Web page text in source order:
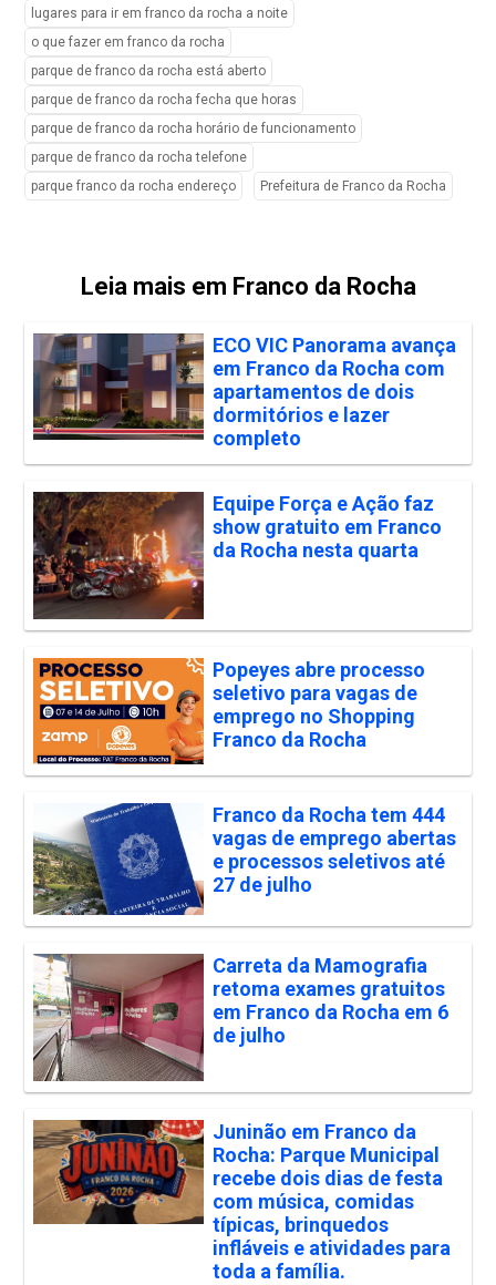
lugares para ir em franco da rocha a noite
o que fazer em franco da rocha
parque de franco da rocha está aberto
parque de franco da rocha fecha que horas
parque de franco da rocha horário de funcionamento
parque de franco da rocha telefone
parque franco da rocha endereço
Prefeitura de Franco da Rocha
Leia mais em Franco da Rocha
ECO VIC Panorama avança
em Franco da Rocha com
apartamentos de dois
dormitórios e lazer
completo
Equipe Força e Ação faz
show gratuito em Franco
da Rocha nesta quarta
Popeyes abre processo
seletivo para vagas de
emprego no Shopping
Franco da Rocha
Franco da Rocha tem 444
vagas de emprego abertas
e processos seletivos até
27 de julho
Carreta da Mamografia
retoma exames gratuitos
em Franco da Rocha em 6
de julho
Juninão em Franco da
Rocha: Parque Municipal
recebe dois dias de festa
com música, comidas
típicas, brinquedos
infláveis e atividades para
toda a família.